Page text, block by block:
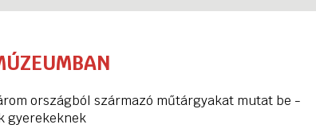
országból származó műtárgyakat mutat be -
gyerekeknek